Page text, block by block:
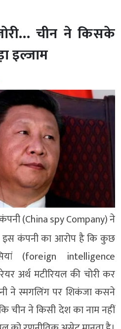
चीन ने किसके
इल्जाम
(China spy Company) ने
इस कंपनी का आरोप है कि कुछ
(foreign intelligence
अर्थ मटीरियल की चोरी कर
ने स्मगलिंग पर शिकंजा कसने
चीन ने किसी देश का नाम नहीं